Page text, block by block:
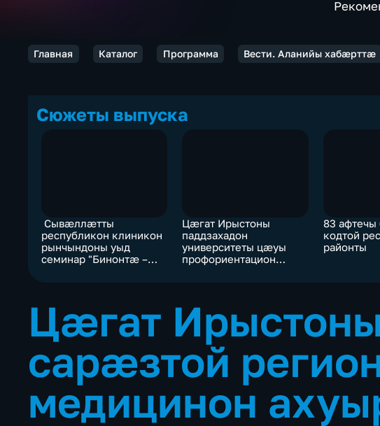
Главная Каталог Программа Вести. Аланийы хабæрттæ
Сюжеты выпуска
Сывæллæтты
республикон клиникон
рынчындоны уыд
семинар "Бинонтæ –
Цæгат Ирыстоны
паддзахадон
университеты цæуы
профориентацион
83 афтечы
кодтой
районты
Цæгат
сарæзтой
медицинон